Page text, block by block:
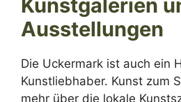
Kunstgalerien
Ausstellungen
Die Uckermark ist auch ein
Kunstliebhaber. Kunst zum
mehr über die lokale